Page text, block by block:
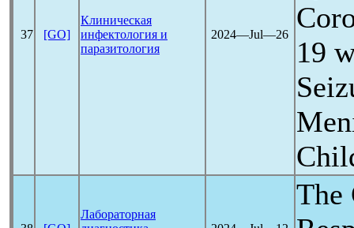
37 [GO]
Клиническая
инфектология и
паразитология
2024―Jul―26
19
Лабораторная
The